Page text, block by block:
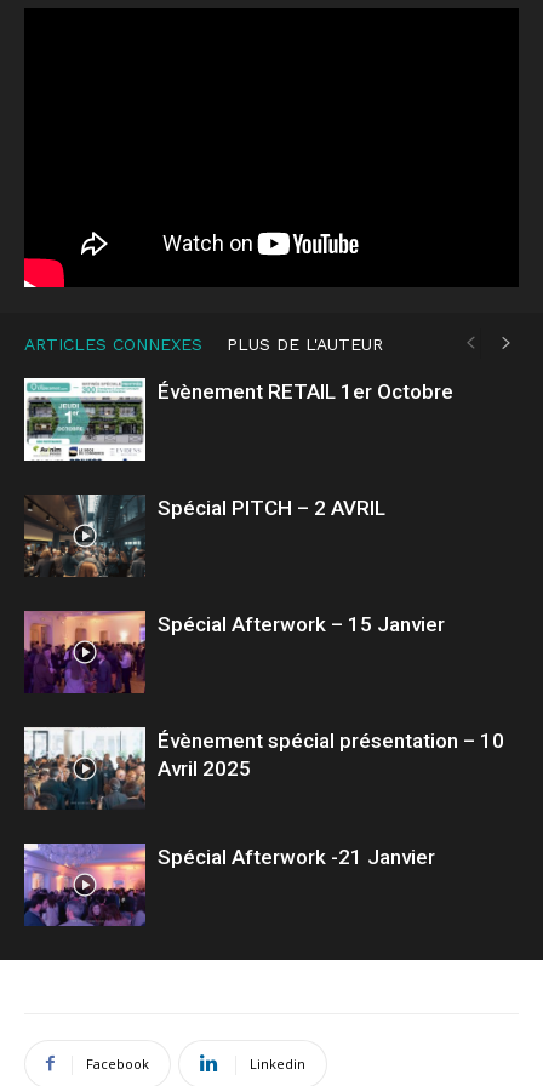
ARTICLES CONNEXES PLUS DE L'AUTEUR
Évènement RETAIL 1er Octobre
Spécial PITCH – 2 AVRIL
Spécial Afterwork – 15 Janvier
Évènement spécial présentation – 10
Avril 2025
Spécial Afterwork -21 Janvier
Facebook Linkedin